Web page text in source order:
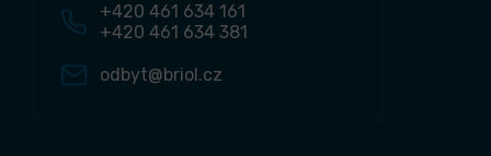
+420 461 634 161
+420 461 634 381
odbyt@briol.cz